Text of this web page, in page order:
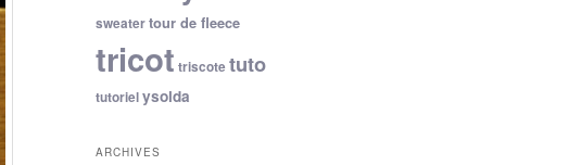
sweatertour de fleece
tricot triscote tuto
tutorielysolda
ARCHIVES